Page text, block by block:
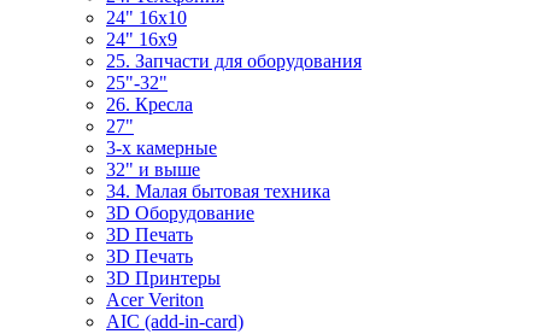
24" 16x10
24" 16x9
25. Запчасти для оборудования
25"-32"
26. Кресла
27"
3-x камерные
32" и выше
34. Малая бытовая техника
3D Оборудование
3D Печать
3D Печать
3D Принтеры
Acer Veriton
AIC (add-in-card)